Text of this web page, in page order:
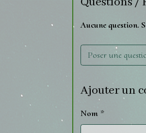
Aucune question.
Poser une
Ajouter un
Nom